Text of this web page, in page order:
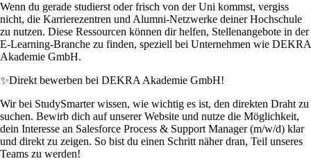
Wenn du gerade studierst oder frisch von der Uni kommst, vergiss
nicht, die Karrierezentren und Alumni-Netzwerke deiner Hochschule
zu nutzen. Diese Ressourcen können dir helfen, Stellenangebote in der
E-Learning-Branche zu finden, speziell bei Unternehmen wie DEKRA
Akademie GmbH.
✨Direkt bewerben bei DEKRA Akademie GmbH!
Wir bei StudySmarter wissen, wie wichtig es ist, den direkten Draht zu
suchen. Bewirb dich auf unserer Website und nutze die Möglichkeit,
dein Interesse an Salesforce Process & Support Manager (m/w/d) klar
und direkt zu zeigen. So bist du einen Schritt näher dran, Teil unseres
Teams zu werden!